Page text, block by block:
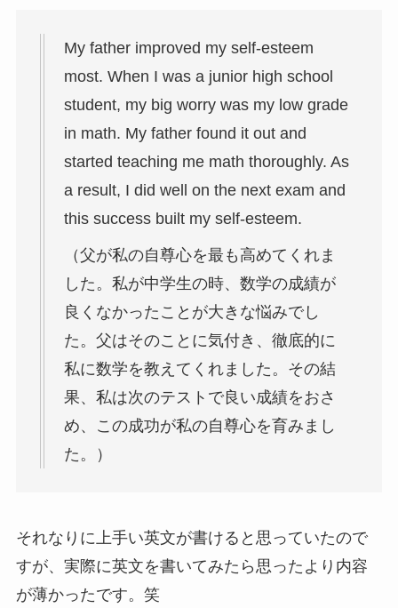
My father improved my self-esteem
most. When I was a junior high school
student, my big worry was my low grade
in math. My father found it out and
started teaching me math thoroughly. As
a result, I did well on the next exam and
this success built my self-esteem.
（父が私の自尊心を最も高めてくれま
した。私が中学生の時、数学の成績が
良くなかったことが大きな悩みでし
た。父はそのことに気付き、徹底的に
私に数学を教えてくれました。その結
果、私は次のテストで良い成績をおさ
め、この成功が私の自尊心を育みまし
た。）
それなりに上手い英文が書けると思っていたので
すが、実際に英文を書いてみたら思ったより内容
が薄かったです。笑